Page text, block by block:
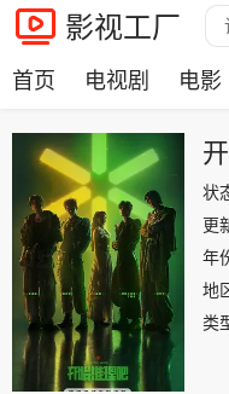
影视工厂
首页 电视剧 电影
状
更
年
地
类